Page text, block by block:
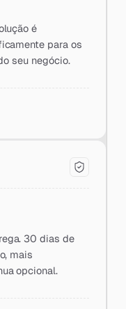
é
para os
seu negócio.
30 dias de
mais
opcional.